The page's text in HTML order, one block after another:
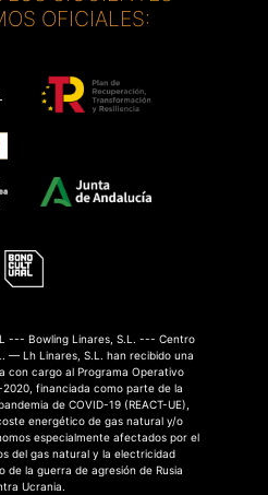
OFICIALES:
--- Bowling Linares, S.L. --- Centro
— Lh Linares, S.L. han recibido una
con cargo al Programa Operativo
2020, financiada como parte de la
de COVID-19 (REACT-UE),
energético de gas natural y/o
especialmente afectados por el
del gas natural y la electricidad
de la guerra de agresión de Rusia
Ucrania.